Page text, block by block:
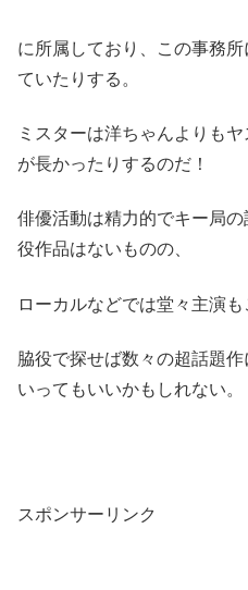
に所属しており、この事務
ていたりする。
ミスターは洋ちゃんよりも
が長かったりするのだ！
俳優活動は精力的でキー局
役作品はないものの、
ローカルなどでは堂々主演も
脇役で探せば数々の超話題
いってもいいかもしれない。
スポンサーリンク